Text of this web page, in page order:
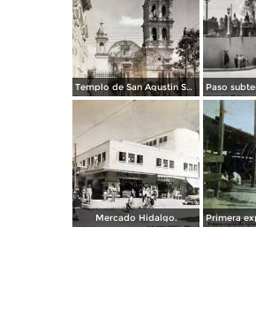
Templo de San Agustin San Luis Potosí
Mercado Hidalgo.